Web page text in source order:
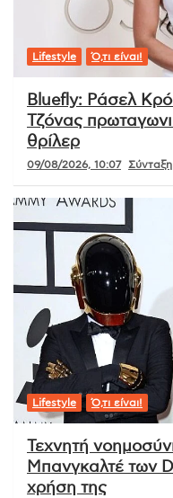
Lifestyle Ό,τι είναι!
Bluefly: Ράσελ
Τζόνας
θρίλερ
09/08/2026, 10:07
Lifestyle Ό,τι είναι!
Τεχνητή
Μπανγκαλτέ των
χρήση της